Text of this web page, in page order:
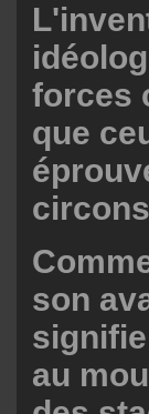
forces
que
son
au